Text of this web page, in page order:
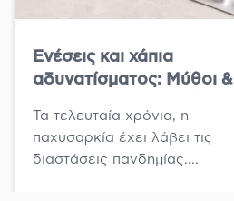
Ενέσεις και χάπια
αδυνατίσματος: Μύθοι &
διαβάζουμε
Τα τελευταία χρόνια, η
παχυσαρκία έχει λάβει τις
διαστάσεις πανδημίας....